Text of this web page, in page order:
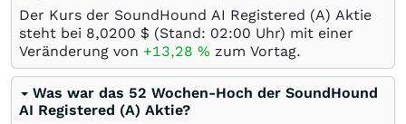
Der Kurs der SoundHound AI Registered (A) Aktie
steht bei 8,0200 $ (Stand: 02:00 Uhr) mit einer
Veränderung von +13,28 % zum Vortag.
Was war das 52 Wochen-Hoch der SoundHound
AI Registered (A) Aktie?